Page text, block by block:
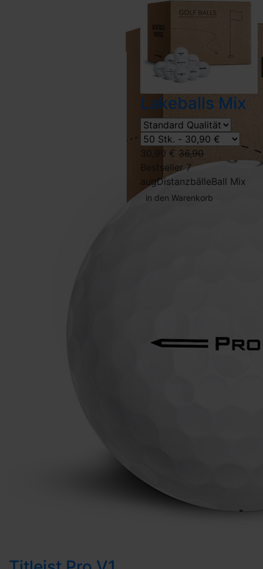
Lakeballs Mix
30,90 € 36,90
Bestseller 7
augDistanzbälleBall Mix
in den Warenkorb